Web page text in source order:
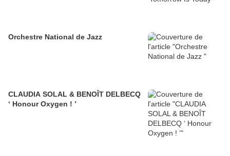
Orchestre National de Jazz
CLAUDIA SOLAL & BENOÎT DELBECQ
‘ Honour Oxygen ! ’